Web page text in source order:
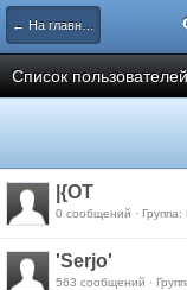
← На главную
Список пользователей
|{OT
0 сообщений · Группа:
'Serjo'
563 сообщений ·